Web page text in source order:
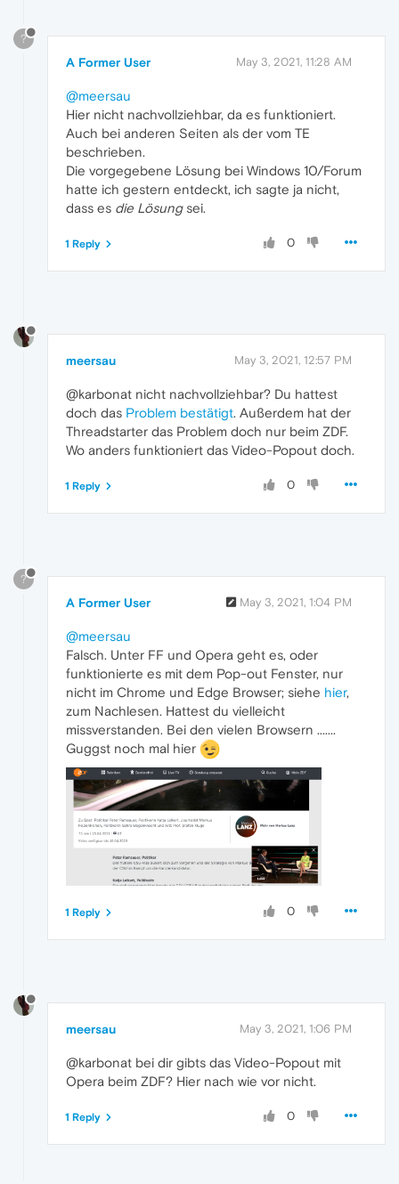
?
A Former User May 3, 2021, 11:28 AM
@meersau
Hier nicht nachvollziehbar, da es funktioniert.
Auch bei anderen Seiten als der vom TE
beschrieben.
Die vorgegebene Lösung bei Windows 10/Forum
hatte ich gestern entdeckt, ich sagte ja nicht,
dass es die Lösungsei.
0
1 Reply
meersau May 3, 2021, 12:57 PM
@karbonat nicht nachvollziehbar? Du hattest
doch das Problem bestätigt. Außerdem hat der
Threadstarter das Problem doch nur beim ZDF.
Wo anders funktioniert das Video-Popout doch.
0
1 Reply
?
A Former User May 3, 2021, 1:04 PM
@meersau
Falsch. Unter FF und Opera geht es, oder
funktionierte es mit dem Pop-out Fenster, nur
nicht im Chrome und Edge Browser; siehe hier,
zum Nachlesen. Hattest du vielleicht
missverstanden. Bei den vielen Browsern .......
Guggst noch mal hier
0
1 Reply
meersau May 3, 2021, 1:06 PM
@karbonat bei dir gibts das Video-Popout mit
Opera beim ZDF? Hier nach wie vor nicht.
0
1 Reply